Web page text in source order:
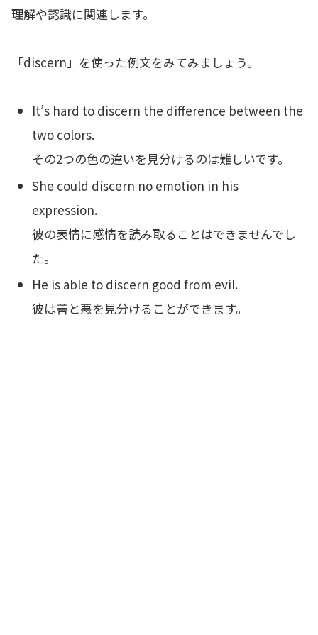
理解や認識に関連します。
「discern」を使った例文をみてみましょう。
It’s hard to discern the difference between the
two colors.
その2つの色の違いを見分けるのは難しいです。
She could discern no emotion in his
expression.
彼の表情に感情を読み取ることはできませんでし
た。
He is able to discern good from evil.
彼は善と悪を見分けることができます。